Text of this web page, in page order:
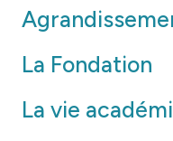
La Fondation
La vie